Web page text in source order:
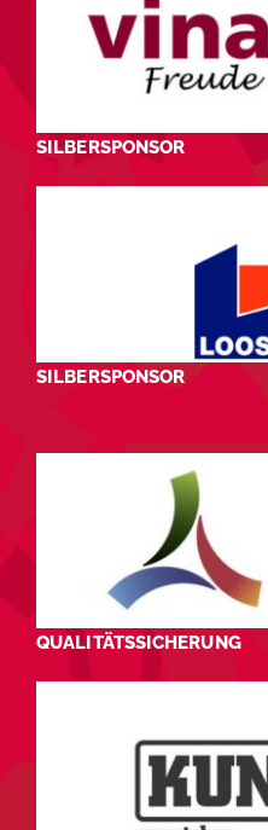
SILBERSPONSOR
SILBERSPONSOR
QUALITÄTSSICHERUNG